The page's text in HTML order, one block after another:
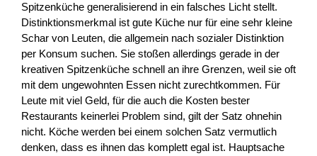
Spitzenküche generalisierend in ein falsches Licht stellt.
Distinktionsmerkmal ist gute Küche nur für eine sehr kleine
Schar von Leuten, die allgemein nach sozialer Distinktion
per Konsum suchen. Sie stoßen allerdings gerade in der
kreativen Spitzenküche schnell an ihre Grenzen, weil sie oft
mit dem ungewohnten Essen nicht zurechtkommen. Für
Leute mit viel Geld, für die auch die Kosten bester
Restaurants keinerlei Problem sind, gilt der Satz ohnehin
nicht. Köche werden bei einem solchen Satz vermutlich
denken, dass es ihnen das komplett egal ist. Hauptsache